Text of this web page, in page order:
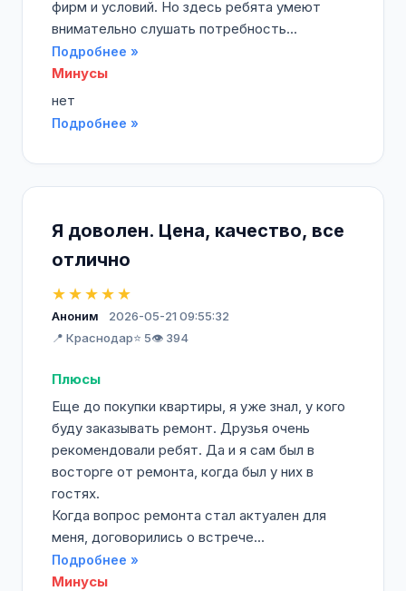
фирм и условий. Но здесь ребята умеют
внимательно слушать потребность...
Подробнее »
Минусы
нет
Подробнее »
Я доволен. Цена, качество, все
отлично
★★★★★
Аноним
2026-05-21 09:55:32
📍 Краснодар⭐ 5👁️ 394
Плюсы
Еще до покупки квартиры, я уже знал, у кого
буду заказывать ремонт. Друзья очень
рекомендовали ребят. Да и я сам был в
восторге от ремонта, когда был у них в
гостях.
Когда вопрос ремонта стал актуален для
меня, договорились о встрече...
Подробнее »
Минусы